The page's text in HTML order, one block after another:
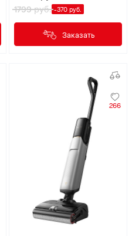
1799руб. -370 руб.
Заказать
266